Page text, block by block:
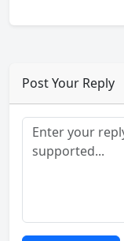
Post Your Reply